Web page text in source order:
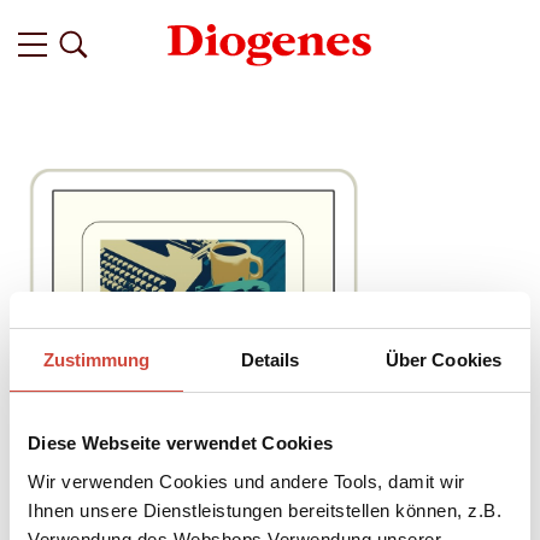
Zustimmung Details Über Cookies
Diese Webseite verwendet Cookies
Wir verwenden Cookies und andere Tools, damit wir
Ihnen unsere Dienstleistungen bereitstellen können, z.B.